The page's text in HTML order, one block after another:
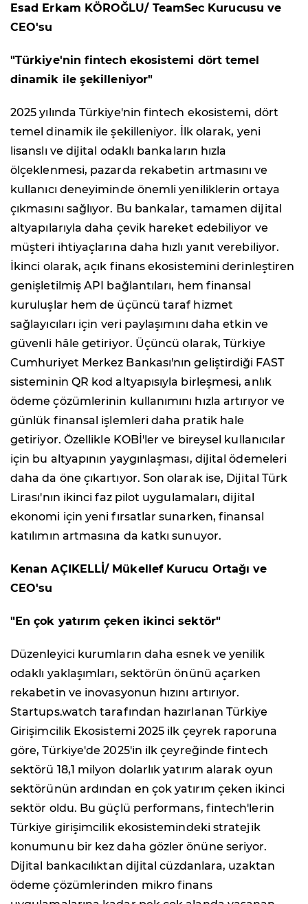
Esad Erkam KÖROĞLU/ TeamSec Kurucusu ve
CEO'su
"Türkiye'nin fintech ekosistemi dört temel
dinamik ile şekilleniyor"
2025 yılında Türkiye'nin fintech ekosistemi, dört
temel dinamik ile şekilleniyor. İlk olarak, yeni
lisanslı ve dijital odaklı bankaların hızla
ölçeklenmesi, pazarda rekabetin artmasını ve
kullanıcı deneyiminde önemli yeniliklerin ortaya
çıkmasını sağlıyor. Bu bankalar, tamamen dijital
altyapılarıyla daha çevik hareket edebiliyor ve
müşteri ihtiyaçlarına daha hızlı yanıt verebiliyor.
İkinci olarak, açık finans ekosistemini derinleştiren
genişletilmiş API bağlantıları, hem finansal
kuruluşlar hem de üçüncü taraf hizmet
sağlayıcıları için veri paylaşımını daha etkin ve
güvenli hâle getiriyor. Üçüncü olarak, Türkiye
Cumhuriyet Merkez Bankası'nın geliştirdiği FAST
sisteminin QR kod altyapısıyla birleşmesi, anlık
ödeme çözümlerinin kullanımını hızla artırıyor ve
günlük finansal işlemleri daha pratik hale
getiriyor. Özellikle KOBİ'ler ve bireysel kullanıcılar
için bu altyapının yaygınlaşması, dijital ödemeleri
daha da öne çıkartıyor. Son olarak ise, Dijital Türk
Lirası'nın ikinci faz pilot uygulamaları, dijital
ekonomi için yeni fırsatlar sunarken, finansal
katılımın artmasına da katkı sunuyor.
Kenan AÇIKELLİ/ Mükellef Kurucu Ortağı ve
CEO'su
"En çok yatırım çeken ikinci sektör"
Düzenleyici kurumların daha esnek ve yenilik
odaklı yaklaşımları, sektörün önünü açarken
rekabetin ve inovasyonun hızını artırıyor.
Startups.watch tarafından hazırlanan Türkiye
Girişimcilik Ekosistemi 2025 ilk çeyrek raporuna
göre, Türkiye'de 2025'in ilk çeyreğinde fintech
sektörü 18,1 milyon dolarlık yatırım alarak oyun
sektörünün ardından en çok yatırım çeken ikinci
sektör oldu. Bu güçlü performans, fintech'lerin
Türkiye girişimcilik ekosistemindeki stratejik
konumunu bir kez daha gözler önüne seriyor.
Dijital bankacılıktan dijital cüzdanlara, uzaktan
ödeme çözümlerinden mikro finans